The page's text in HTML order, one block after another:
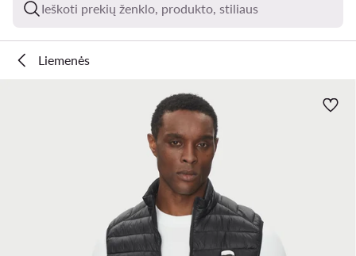
Ieškoti prekių ženklo, produkto, stiliaus
Liemenės